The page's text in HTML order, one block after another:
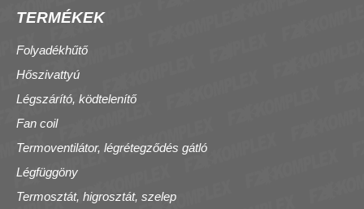
TERMÉKEK
Folyadékhűtő
Hőszivattyú
Légszárító, ködtelenítő
Fan coil
Termoventilátor, légrétegződés gátló
Légfüggöny
Termosztát, higrosztát, szelep